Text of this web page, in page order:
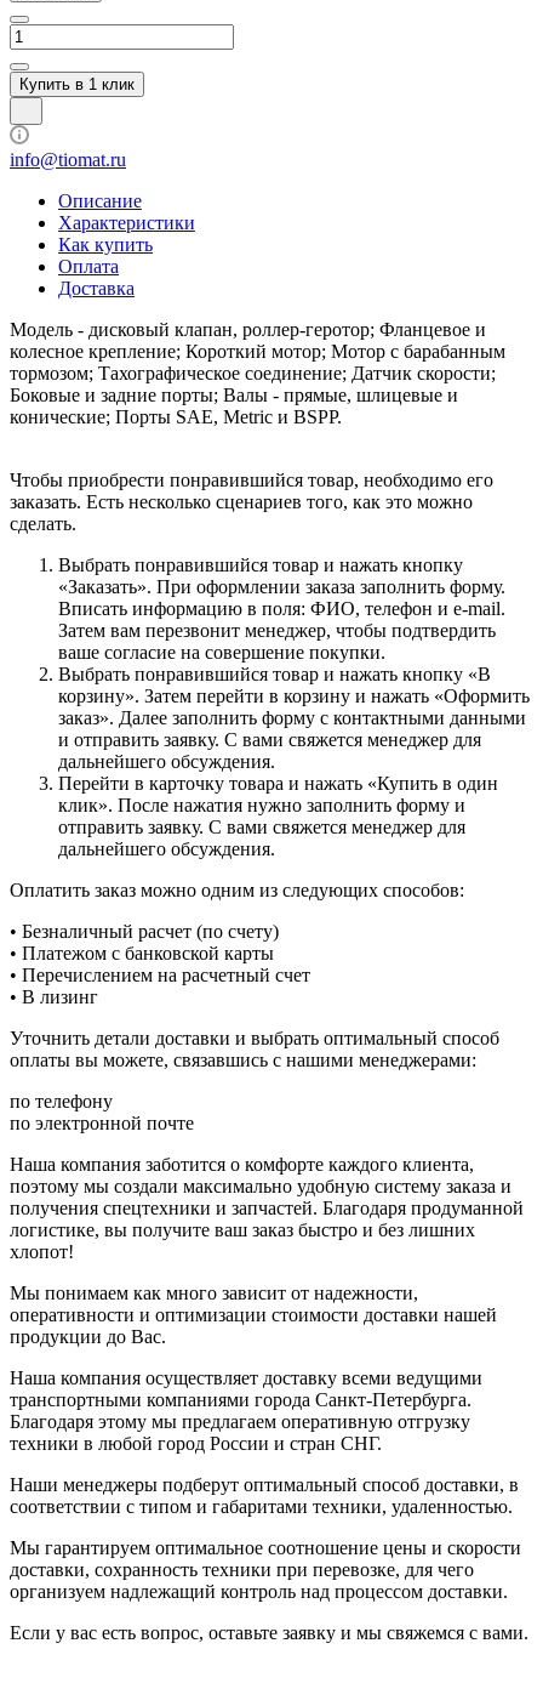
Купить в 1 клик
info@tiomat.ru
Описание
Характеристики
Как купить
Оплата
Доставка
Модель - дисковый клапан, роллер-геротор; Фланцевое и
колесное крепление; Короткий мотор; Мотор с барабанным
тормозом; Тахографическое соединение; Датчик скорости;
Боковые и задние порты; Валы - прямые, шлицевые и
конические; Порты SAE, Metric и BSPP.
Чтобы приобрести понравившийся товар, необходимо его
заказать. Есть несколько сценариев того, как это можно
сделать.
Выбрать понравившийся товар и нажать кнопку
«Заказать». При оформлении заказа заполнить форму.
Вписать информацию в поля: ФИО, телефон и e-mail.
Затем вам перезвонит менеджер, чтобы подтвердить
ваше согласие на совершение покупки.
Выбрать понравившийся товар и нажать кнопку «В
корзину». Затем перейти в корзину и нажать «Оформить
заказ». Далее заполнить форму с контактными данными
и отправить заявку. С вами свяжется менеджер для
дальнейшего обсуждения.
Перейти в карточку товара и нажать «Купить в один
клик». После нажатия нужно заполнить форму и
отправить заявку. С вами свяжется менеджер для
дальнейшего обсуждения.
Оплатить заказ можно одним из следующих способов:
• Безналичный расчет (по счету)
• Платежом с банковской карты
• Перечислением на расчетный счет
• В лизинг
Уточнить детали доставки и выбрать оптимальный способ
оплаты вы можете, связавшись с нашими менеджерами:
по телефону
по электронной почте
Наша компания заботится о комфорте каждого клиента,
поэтому мы создали максимально удобную систему заказа и
получения спецтехники и запчастей. Благодаря продуманной
логистике, вы получите ваш заказ быстро и без лишних
хлопот!
Мы понимаем как много зависит от надежности,
оперативности и оптимизации стоимости доставки нашей
продукции до Вас.
Наша компания осуществляет доставку всеми ведущими
транспортными компаниями города Санкт-Петербурга.
Благодаря этому мы предлагаем оперативную отгрузку
техники в любой город России и стран СНГ.
Наши менеджеры подберут оптимальный способ доставки, в
соответствии с типом и габаритами техники, удаленностью.
Мы гарантируем оптимальное соотношение цены и скорости
доставки, сохранность техники при перевозке, для чего
организуем надлежащий контроль над процессом доставки.
Если у вас есть вопрос, оставьте заявку и мы свяжемся с вами.